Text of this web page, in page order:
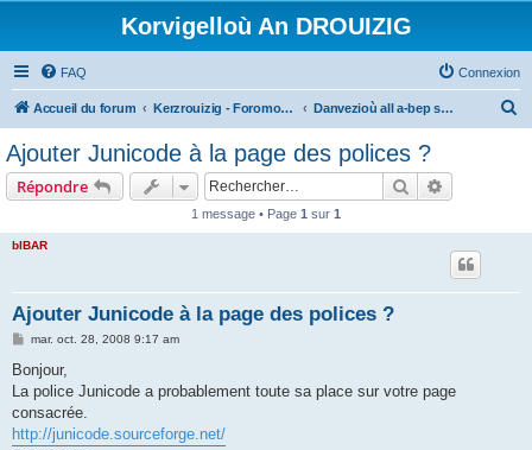
Korvigelloù An DROUIZIG
FAQ Connexion
Accueil du forum Kerzrouizig - Foromoù An Drouizig Danvezioù all a-bep seurt
Ajouter Junicode à la page des polices ?
Répondre Rechercher
1 message • Page 1 sur 1
bIBAR
Ajouter Junicode à la page des polices ?
M
s
a
g
mar. oct. 28, 2008 9:17 am
Bonjour,
La police Junicode a probablement toute sa place sur votre page
consacrée.
http://junicode.sourceforge.net/